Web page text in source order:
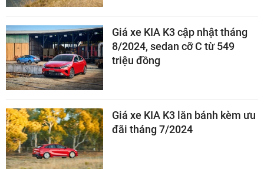
Giá xe KIA K3 cập nhật tháng
8/2024, sedan cỡ C từ 549
triệu đồng
Giá xe KIA K3 lăn bánh kèm ưu
đãi tháng 7/2024